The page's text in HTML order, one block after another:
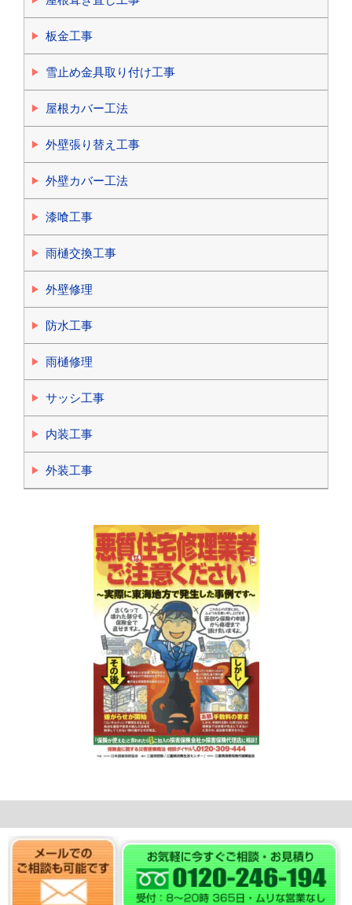
板金工事
雪止め金具取り付け工事
屋根カバー工法
外壁張り替え工事
外壁カバー工法
漆喰工事
雨樋交換工事
外壁修理
防水工事
雨樋修理
サッシ工事
内装工事
外装工事